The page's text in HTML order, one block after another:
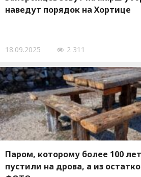
наведут порядок на Хортице
18.09.2025 2 311
Паром, которому более 100
пустили на дрова, а из